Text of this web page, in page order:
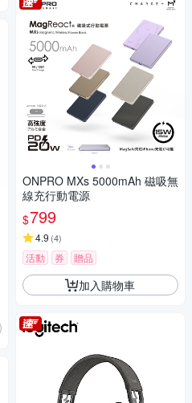
ONPRO MXs 5000mAh 磁吸無
線充行動電源
$799
4.9 (4)
活動 券 贈品
加入購物車